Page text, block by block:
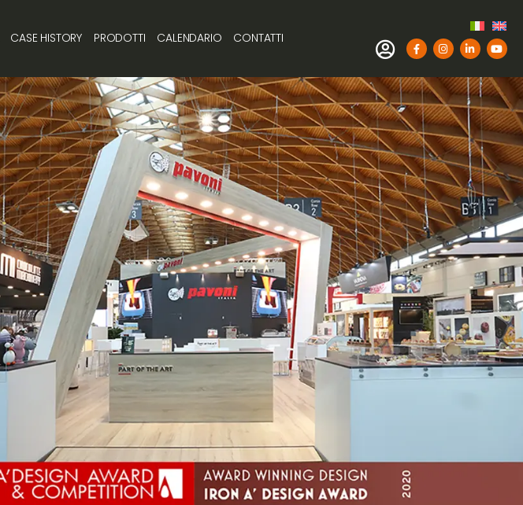
CASE HISTORY PRODOTTI CALENDARIO CONTATTI